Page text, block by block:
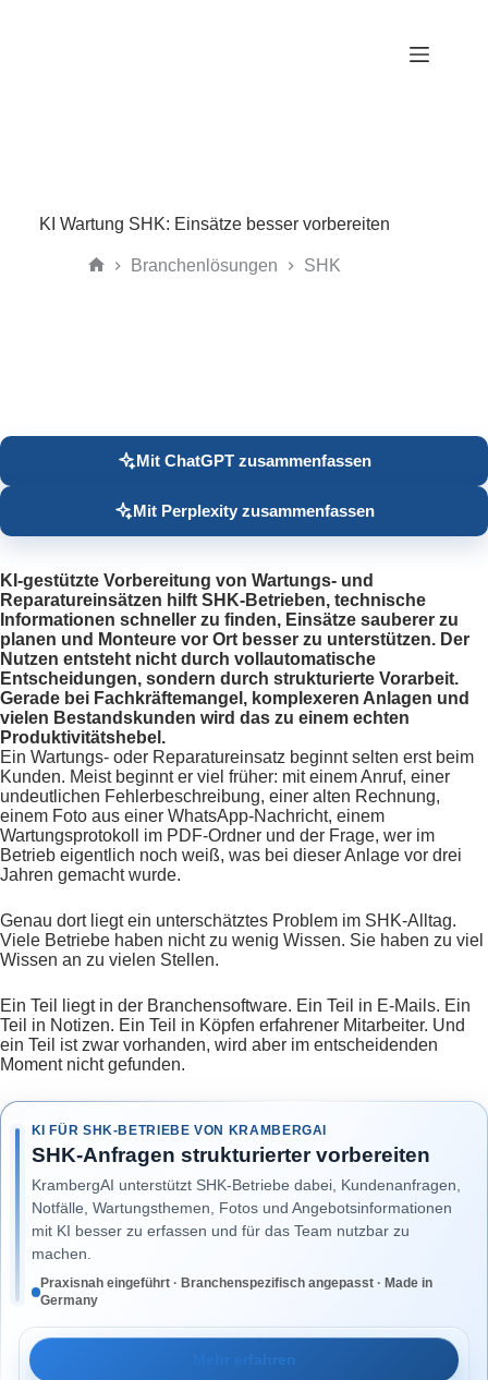
KI Wartung SHK: Einsätze besser vorbereiten
Branchenlösungen SHK
Mit ChatGPT zusammenfassen
Mit Perplexity zusammenfassen
KI-gestützte Vorbereitung von Wartungs- und
Reparatureinsätzen hilft SHK-Betrieben, technische
Informationen schneller zu finden, Einsätze sauberer zu
planen und Monteure vor Ort besser zu unterstützen. Der
Nutzen entsteht nicht durch vollautomatische
Entscheidungen, sondern durch strukturierte Vorarbeit.
Gerade bei Fachkräftemangel, komplexeren Anlagen und
vielen Bestandskunden wird das zu einem echten
Produktivitätshebel.
Ein Wartungs- oder Reparatureinsatz beginnt selten erst beim
Kunden. Meist beginnt er viel früher: mit einem Anruf, einer
undeutlichen Fehlerbeschreibung, einer alten Rechnung,
einem Foto aus einer WhatsApp-Nachricht, einem
Wartungsprotokoll im PDF-Ordner und der Frage, wer im
Betrieb eigentlich noch weiß, was bei dieser Anlage vor drei
Jahren gemacht wurde.
Genau dort liegt ein unterschätztes Problem im SHK-Alltag.
Viele Betriebe haben nicht zu wenig Wissen. Sie haben zu viel
Wissen an zu vielen Stellen.
Ein Teil liegt in der Branchensoftware. Ein Teil in E-Mails. Ein
Teil in Notizen. Ein Teil in Köpfen erfahrener Mitarbeiter. Und
ein Teil ist zwar vorhanden, wird aber im entscheidenden
Moment nicht gefunden.
KI FÜR SHK-BETRIEBE VON KRAMBERGAI
SHK-Anfragen strukturierter vorbereiten
KrambergAI unterstützt SHK-Betriebe dabei, Kundenanfragen,
Notfälle, Wartungsthemen, Fotos und Angebotsinformationen
mit KI besser zu erfassen und für das Team nutzbar zu
machen.
Praxisnah eingeführt · Branchenspezifisch angepasst · Made in
Germany
Mehr erfahren